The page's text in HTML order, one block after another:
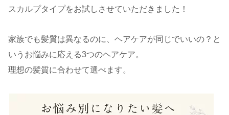
スカルプタイプをお試しさせていただきました！
家族でも髪質は異なるのに、ヘアケアが同じでいいの？と
いうお悩みに応える3つのヘアケア。
理想の髪質に合わせて選べます。